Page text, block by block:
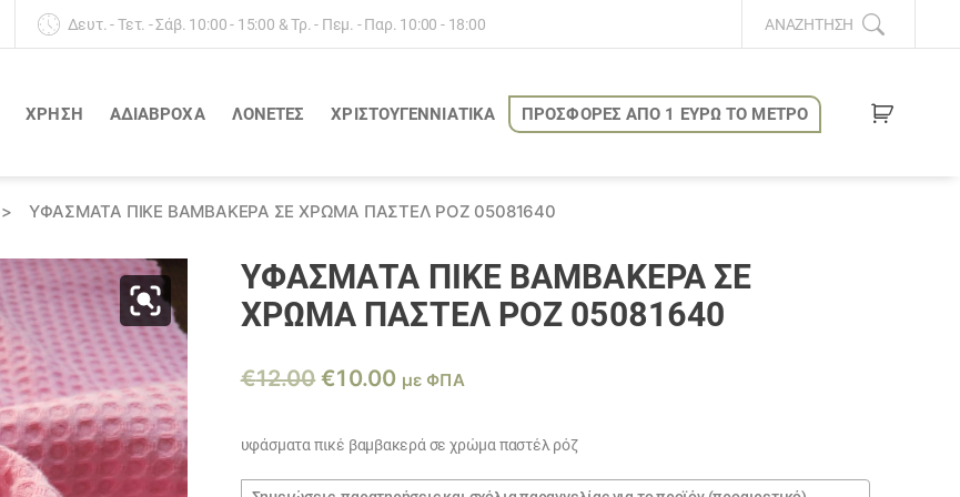
Δευτ. - Τετ. - Σάβ. 10:00 - 15:00 & Τρ. - Πεμ. - Παρ. 10:00 - 18:00 ΑΝΑΖΉΤΗΣΗ
ΧΡΗΣΗ ΑΔΙΆΒΡΟΧΑ ΛΟΝΈΤΕΣ ΧΡΙΣΤΟΥΓΕΝΝΙΑΤΙΚΑ ΠΡΟΣΦΟΡΕΣ ΑΠΟ 1 ΕΥΡΩ ΤΟ ΜΕΤΡΟ
> ΥΦΆΣΜΑΤΑ ΠΙΚΈ ΒΑΜΒΑΚΕΡΆ ΣΕ ΧΡΏΜΑ ΠΑΣΤΈΛ ΡΌΖ 05081640
ΥΦΆΣΜΑΤΑ ΠΙΚΈ ΒΑΜΒΑΚΕΡΆ ΣΕ
ΧΡΏΜΑ ΠΑΣΤΈΛ ΡΌΖ 05081640
€12.00Original
was:
€12.00.
€10.00Η
τιμή
είναι:
με ΦΠΑ
υφάσματα πικέ βαμβακερά σε χρώμα παστέλ ρόζ
Σημειώσεις